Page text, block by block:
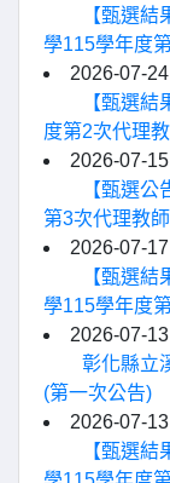
【甄選
學115學年度
2026-07-24
【甄選
度第2次代理
2026-07-15
【甄選
第3次代理教
2026-07-17
【甄選
學115學年度
2026-07-13
彰化縣立
(第一次公告)
2026-07-13
【甄選